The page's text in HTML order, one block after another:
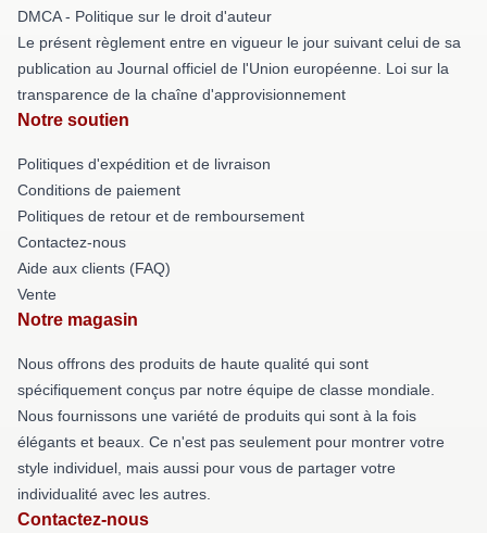
DMCA - Politique sur le droit d'auteur
Le présent règlement entre en vigueur le jour suivant celui de sa
publication au Journal officiel de l'Union européenne. Loi sur la
transparence de la chaîne d'approvisionnement
Notre soutien
Politiques d'expédition et de livraison
Conditions de paiement
Politiques de retour et de remboursement
Contactez-nous
Aide aux clients (FAQ)
Vente
Notre magasin
Nous offrons des produits de haute qualité qui sont
spécifiquement conçus par notre équipe de classe mondiale.
Nous fournissons une variété de produits qui sont à la fois
élégants et beaux. Ce n'est pas seulement pour montrer votre
style individuel, mais aussi pour vous de partager votre
individualité avec les autres.
Contactez-nous